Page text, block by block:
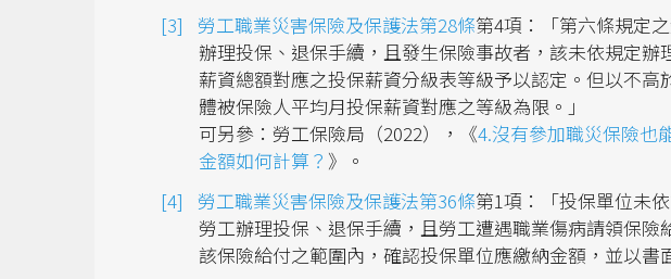
勞工職業災害保險及保護法第28條第4項：「第六條規定
辦理投保、退保手續，且發生保險事故者，該未依規定辦
薪資總額對應之投保薪資分級表等級予以認定。但以不
體被保險人平均月投保薪資對應之等級為限。」
可另參：勞工保險局（2022），《4.沒有參加職災保險也
金額如何計算？ 》。
勞工職業災害保險及保護法第36條第1項：「投保單位未
勞工辦理投保、退保手續，且勞工遭遇職業傷病請領保
該保險給付之範圍內，確認投保單位應繳納金額，並以書